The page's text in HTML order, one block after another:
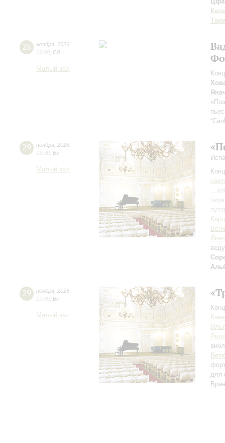
28 ноября 2026
19:00 Сб
Малый зал
29 ноября 2026
15:00 Вс
Малый зал
29 ноября 2026
19:00 Вс
Малый зал
для